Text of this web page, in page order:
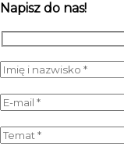
Napisz do nas!